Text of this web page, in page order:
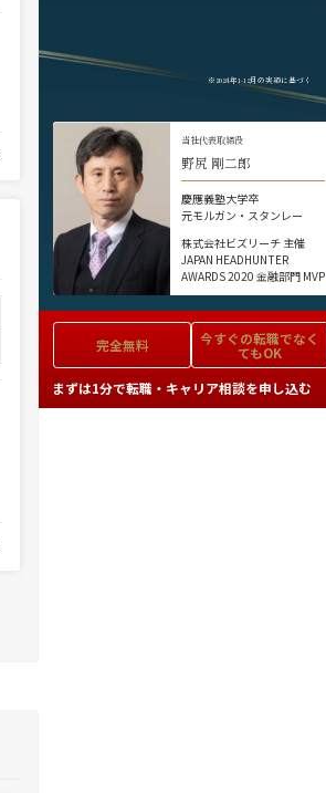
※2024年1-12月の実績に基づく
当社代表取締役
野尻 剛二郎
慶應義塾大学卒
元モルガン・スタンレー
株式会社ビズリーチ 主催
JAPAN HEADHUNTER
AWARDS 2020 金融部門 MVP
完全無料 今すぐの転職でなく
てもOK
まずは1分で転職・キャリア相談を申し込む